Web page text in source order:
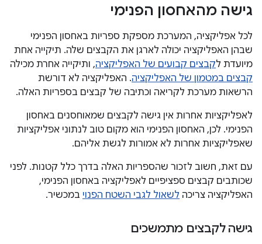
גישה מהאחסון הפנימי
לכל אפליקציה, המערכת מספקת ספריות באחסון הפנימי
שבהן האפליקציה יכולה לארגן את הקבצים שלה. תיקייה אחת
מיועדת לקבצים קבועים של האפליקציה, ותיקייה אחרת מכילה
קבצים במטמון של האפליקציה. האפליקציה לא דורשת
הרשאות מערכת לקריאה וכתיבה של קבצים בספריות האלה.
לאפליקציות אחרות אין גישה לקבצים שמאוחסנים באחסון
הפנימי. לכן, האחסון הפנימי הוא מקום טוב לנתוני אפליקציות
שאפליקציות אחרות לא אמורות לגשת אליהם.
עם זאת, חשוב לזכור שהספריות האלה בדרך כלל קטנות. לפני
שכותבים קבצים ספציפיים לאפליקציה באחסון הפנימי,
האפליקציה צריכה לשאול לגבי השטח הפנוי במכשיר.
גישה לקבצים מתמשכים